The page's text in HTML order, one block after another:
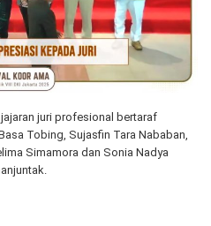
juri profesional bertaraf
Tobing, Sujasfin Tara Nababan,
Simamora dan Sonia Nadya